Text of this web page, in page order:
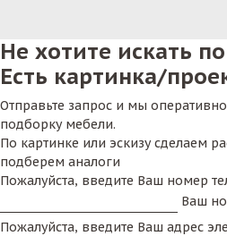
Не хотите искать
Есть картинка/
Отправьте запрос и мы
подборку мебели.
По картинке или эскизу сделаем
подберем аналоги
Пожалуйста, введите Ваш номер
Ваш
Пожалуйста, введите Ваш адрес